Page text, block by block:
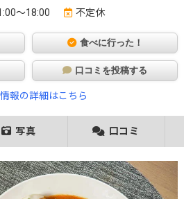
～18:00 不定休
食べに行った！
口コミを投稿する
報の詳細はこちら
写真 口コミ